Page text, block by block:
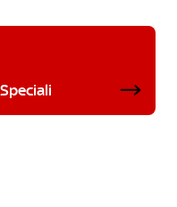
Speciali